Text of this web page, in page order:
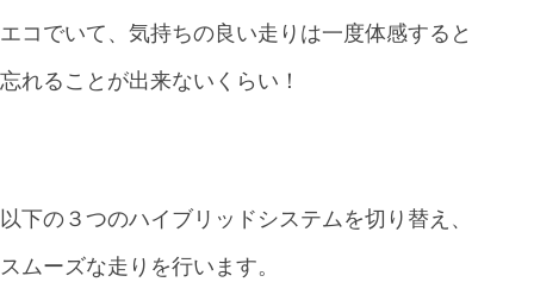
エコでいて、気持ちの良い走りは一度体感すると
忘れることが出来ないくらい！
以下の３つのハイブリッドシステムを切り替え、
スムーズな走りを行います。